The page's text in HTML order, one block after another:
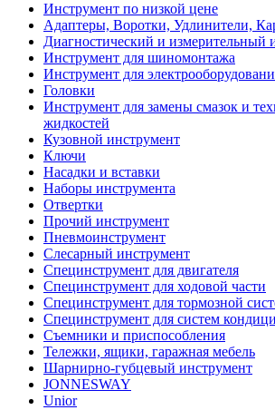
Инструмент по низкой цене
Адаптеры, Воротки, Удлинители,
Диагностический и измерительный
Инструмент для шиномонтажа
Инструмент для
Головки
Инструмент для замены смазок и
жидкостей
Кузовной инструмент
Ключи
Насадки и вставки
Наборы инструмента
Отвертки
Прочий инструмент
Пневмоинструмент
Слесарный инструмент
Специнструмент для двигателя
Специнструмент для ходовой части
Специнструмент для тормозной
Специнструмент для систем
Съемники и приспособления
Тележки, ящики, гаражная мебель
Шарнирно-губцевый инструмент
JONNESWAY
Unior